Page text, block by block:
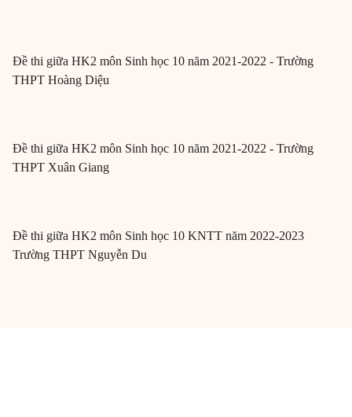
Đề thi giữa HK2 môn Sinh học 10 năm 2021-2022 - Trường
THPT Hoàng Diệu
Đề thi giữa HK2 môn Sinh học 10 năm 2021-2022 - Trường
THPT Xuân Giang
Đề thi giữa HK2 môn Sinh học 10 KNTT năm 2022-2023
Trường THPT Nguyễn Du